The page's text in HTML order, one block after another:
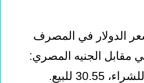
الدولار في المصرف
مقابل الجنيه المصري:
.